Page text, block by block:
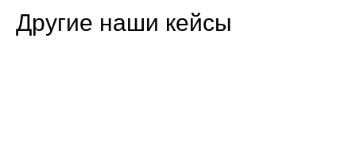
Другие наши кейсы